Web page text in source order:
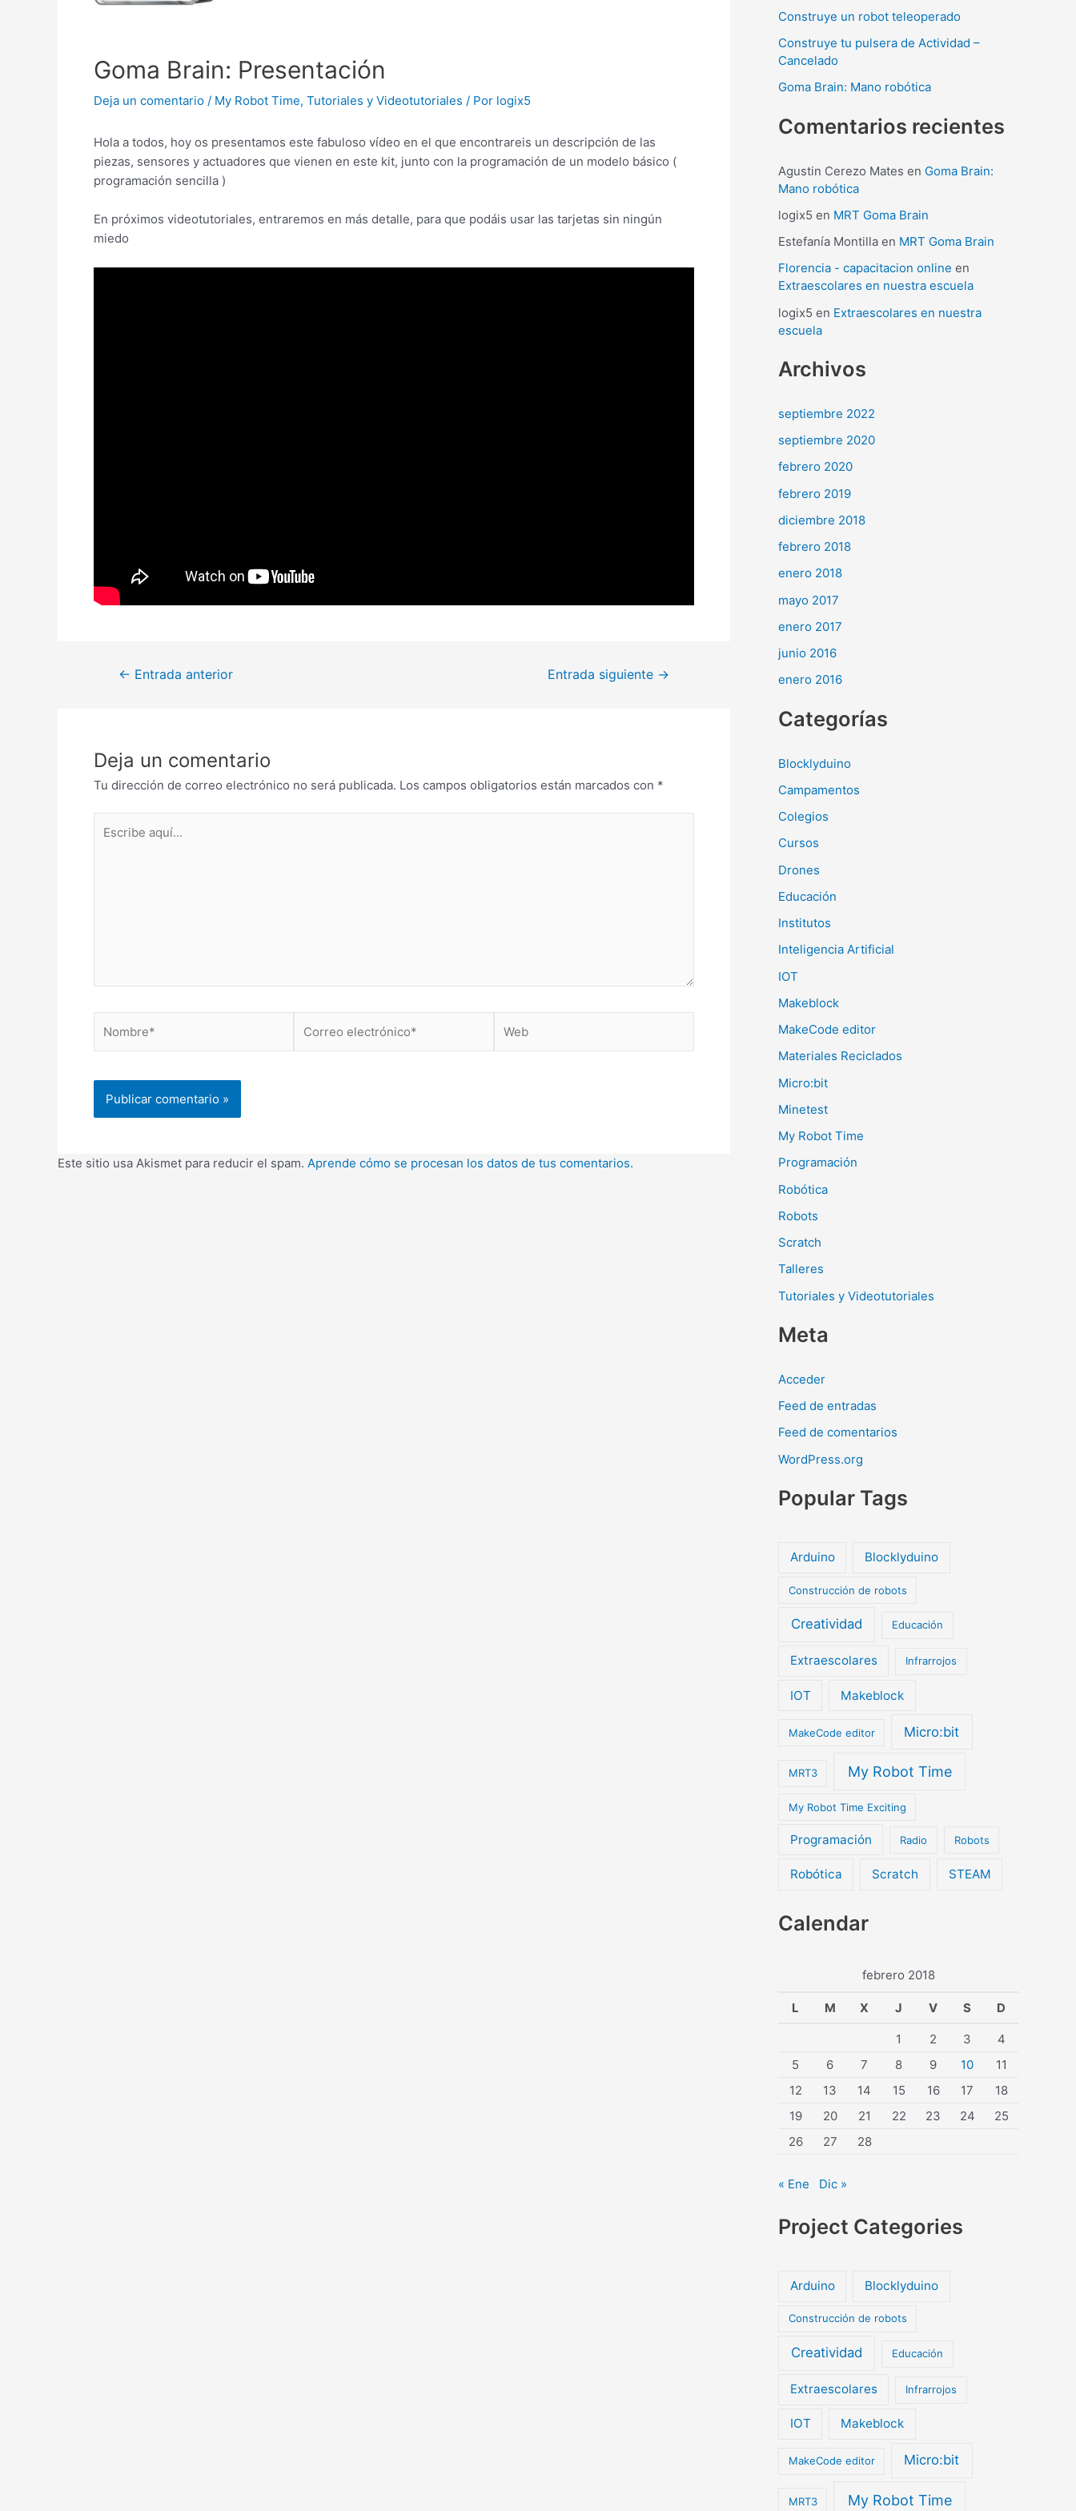
Goma Brain: Presentación
Deja un comentario / My Robot Time, Tutoriales y Videotutoriales / Por logix5
Hola a todos, hoy os presentamos este fabuloso vídeo en el que encontrareis un descripción de las
piezas, sensores y actuadores que vienen en este kit, junto con la programación de un modelo básico (
programación sencilla )
En próximos videotutoriales, entraremos en más detalle, para que podáis usar las tarjetas sin ningún
miedo
← Entrada anterior Entrada siguiente →
Deja un comentario
Tu dirección de correo electrónico no será publicada. Los campos obligatorios están marcados con *
aquí...
electrónico*
Este sitio usa Akismet para reducir el spam. Aprende cómo se procesan los datos de tus comentarios.
p
o
r
:
Construye un robot teleoperado
Construye tu pulsera de Actividad –
Cancelado
Goma Brain: Mano robótica
Comentarios recientes
Agustin Cerezo Mates en Goma Brain:
Mano robótica
logix5 en MRT Goma Brain
Estefanía Montilla en MRT Goma Brain
Florencia - capacitacion online en
Extraescolares en nuestra escuela
logix5 en Extraescolares en nuestra
escuela
Archivos
septiembre 2022
septiembre 2020
febrero 2020
febrero 2019
diciembre 2018
febrero 2018
enero 2018
mayo 2017
enero 2017
junio 2016
enero 2016
Categorías
Blocklyduino
Campamentos
Colegios
Cursos
Drones
Educación
Institutos
Inteligencia Artificial
IOT
Makeblock
MakeCode editor
Materiales Reciclados
Micro:bit
Minetest
My Robot Time
Programación
Robótica
Robots
Scratch
Talleres
Tutoriales y Videotutoriales
Meta
Acceder
Feed de entradas
Feed de comentarios
WordPress.org
Popular Tags
Arduino Blocklyduino
Construcción de robots
Creatividad Educación
Extraescolares Infrarrojos
IOT Makeblock
MakeCode editor Micro:bit
MRT3 My Robot Time
My Robot Time Exciting
Programación Radio Robots
Robótica Scratch STEAM
Calendar
febrero 2018
L M X J V S D
1 2 3
4
5
6 7 8 9 10
11
12
13 14 15 16 17
18
19
20 21 22 23 24
25
26
27 28
« Ene Dic »
Project Categories
Arduino Blocklyduino
Construcción de robots
Creatividad Educación
Extraescolares Infrarrojos
IOT Makeblock
MakeCode editor Micro:bit
MRT3 My Robot Time